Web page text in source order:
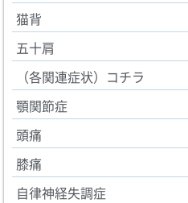
猫背
五十肩
（各関連症状）コチラ
顎関節症
頭痛
膝痛
自律神経失調症